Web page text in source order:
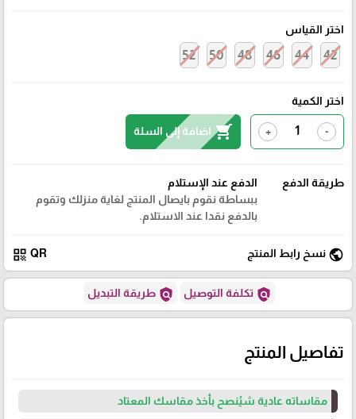
اختر القياس
42
44
46
48
50
52
اختر الكمية
-
+
shopping_cart اضافة إلى السلة
طريقة الدفع
الدفع عند الإستلام
ببساطة نقوم بايصال المنتج لغاية منزلك وتقوم
بالدفع نقدا عند الاستلام.
public نسخ رابط المنتج QR
qr_code
policy تكلفة التوصيل policy طريقة التبديل
تفاصيل المنتج
مقاساته عادية شيُنصح بأخذ مقاسك المعتاد